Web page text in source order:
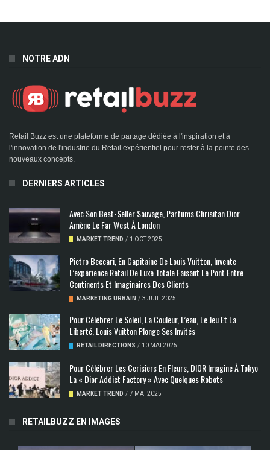
NOTRE ADN
Retail Buzz est une plateforme de partage dédiée à l'inspiration et à
l'innovation de l'industrie du Retail expérientiel pour rester à la pointe des
nouveaux concepts.
DERNIERS ARTICLES
Avec Son Best-Seller Sauvage, Parfums Chrisitan Dior
Amène Le Far West À London
MARKET TREND / 1 OCT 2025
Pietro Beccari, En Capitaine De Louis Vuitton, Invente
L’expérience Retail De Luxe Totale Faisant Le Pont Entre
Continents Et Imaginaires Des Clients
MARKETING URBAIN / 3 JUIL 2025
Pour Célébrer Le Soleil, La Couleur, L’eau, Le Jeu Et La
Liberté, Louis Vuitton Plonge Ses Invités
RETAIL DIRECTIONS / 10 MAI 2025
Pour Célébrer Les Cerisiers En Fleurs, DIOR Imagine À Tokyo
La « Dior Addict Factory » Avec Quelques Robots
MARKET TREND / 7 MAI 2025
RETAILBUZZ EN IMAGES